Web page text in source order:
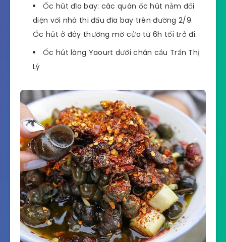
Ốc hút đĩa bay: các quán ốc hút nằm đối
diện với nhà thi đấu đĩa bay trên đường 2/9.
Ốc hút ở đây thường mờ cửa từ 6h tối trở đi.
Ốc hút làng Yaourt dưới chân cầu Trần Thị
Lý